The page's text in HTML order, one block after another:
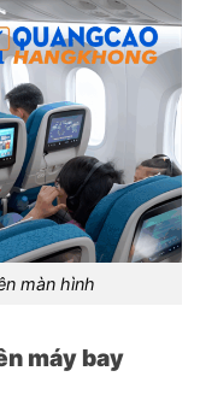
màn hình
máy bay